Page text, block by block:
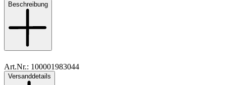
Beschreibung
Art.Nr.: 100001983044
Material: Leder
Versanddetails